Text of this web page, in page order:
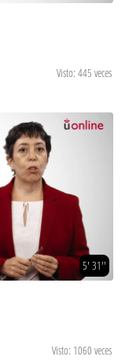
Visto: 445 veces
5' 31''
Visto: 1060 veces